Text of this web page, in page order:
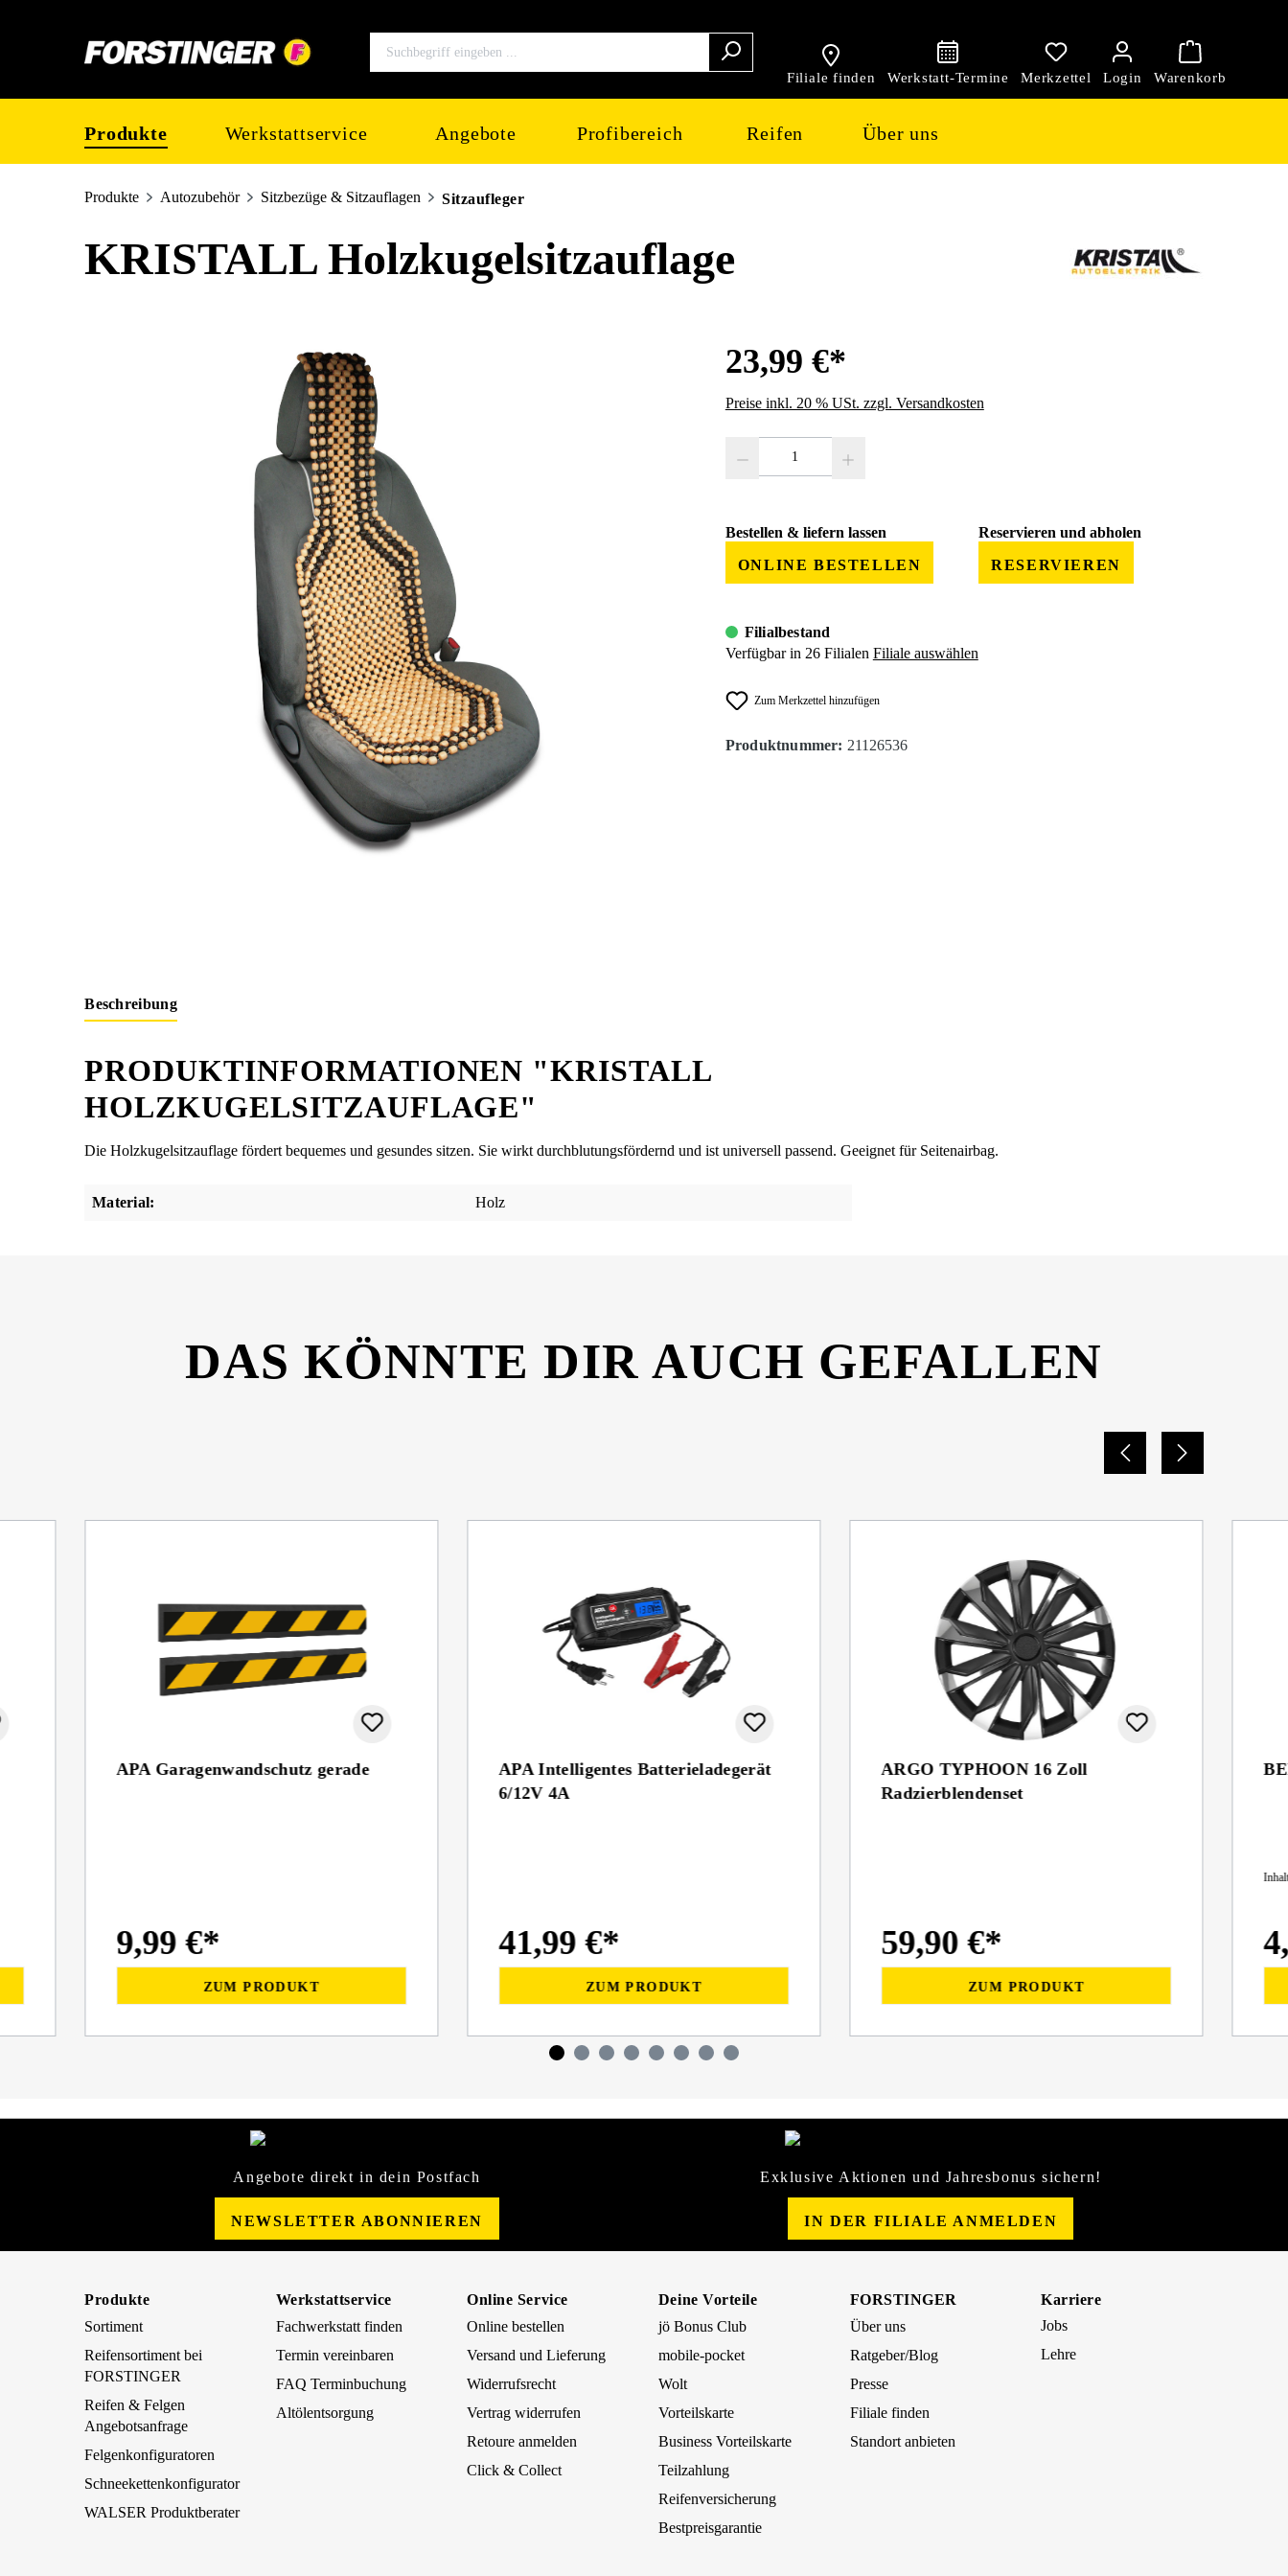
Filiale finden
Produkte Werkstattservice Angebote Profibereich Reifen Über uns
Produkte Autozubehör Sitzbezüge & Sitzauflagen Sitzaufleger
KRISTALL Holzkugelsitzauflage
23,99 €*
Preise inkl. 20 % USt. zzgl. Versandkosten
Bestellen & liefern lassen
ONLINE BESTELLEN
Reservieren und abholen
RESERVIEREN
Filialbestand
Verfügbar in 26 Filialen Filiale auswählen
Zum Merkzettel hinzufügen
Produktnummer: 21126536
Beschreibung
PRODUKTINFORMATIONEN "KRISTALL
HOLZKUGELSITZAUFLAGE"
Die Holzkugelsitzauflage fördert bequemes und gesundes sitzen. Sie wirkt durchblutungsfördernd und ist universell passend. Geeignet für Seitenairbag.
Material: Holz
DAS KÖNNTE DIR AUCH GEFALLEN
APA Garagenwandschutz gerade
9,99 €*
ZUM PRODUKT
APA Intelligentes Batterieladegerät
6/12V 4A
41,99 €*
ZUM PRODUKT
ARGO TYPHOON 16 Zoll
Radzierblendenset
59,90 €*
ZUM PRODUKT
Angebote direkt in dein Postfach
NEWSLETTER ABONNIEREN
Exklusive Aktionen und Jahresbonus sichern!
IN DER FILIALE ANMELDEN
Produkte
Sortiment
Reifensortiment bei
FORSTINGER
Reifen & Felgen
Angebotsanfrage
Felgenkonfiguratoren
Schneekettenkonfigurator
WALSER Produktberater
Werkstattservice
Fachwerkstatt finden
Termin vereinbaren
FAQ Terminbuchung
Altölentsorgung
Online Service
Online bestellen
Versand und Lieferung
Widerrufsrecht
Vertrag widerrufen
Retoure anmelden
Click & Collect
Deine Vorteile
jö Bonus Club
mobile-pocket
Wolt
Vorteilskarte
Business Vorteilskarte
Teilzahlung
Reifenversicherung
Bestpreisgarantie
FORSTINGER
Über uns
Ratgeber/Blog
Presse
Filiale finden
Standort anbieten
Karriere
Jobs
Lehre